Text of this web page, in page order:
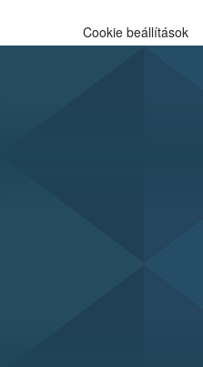
Cookie beállítások